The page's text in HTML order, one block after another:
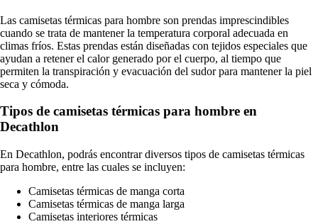
Las camisetas térmicas para hombre son prendas imprescindibles
cuando se trata de mantener la temperatura corporal adecuada en
climas fríos. Estas prendas están diseñadas con tejidos especiales que
ayudan a retener el calor generado por el cuerpo, al tiempo que
permiten la transpiración y evacuación del sudor para mantener la piel
seca y cómoda.
Tipos de camisetas térmicas para hombre en
Decathlon
En Decathlon, podrás encontrar diversos tipos de camisetas térmicas
para hombre, entre las cuales se incluyen:
Camisetas térmicas de manga corta
Camisetas térmicas de manga larga
Camisetas interiores térmicas